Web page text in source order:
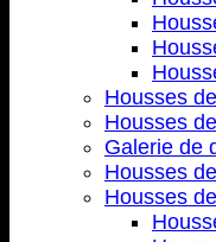
Housses
Housses
Galerie de
Housses
Housses